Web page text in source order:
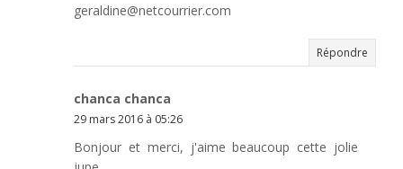
geraldine@netcourrier.com
Répondre
chanca chanca
29 mars 2016 à 05:26
Bonjour et merci, j'aime beaucoup cette jolie